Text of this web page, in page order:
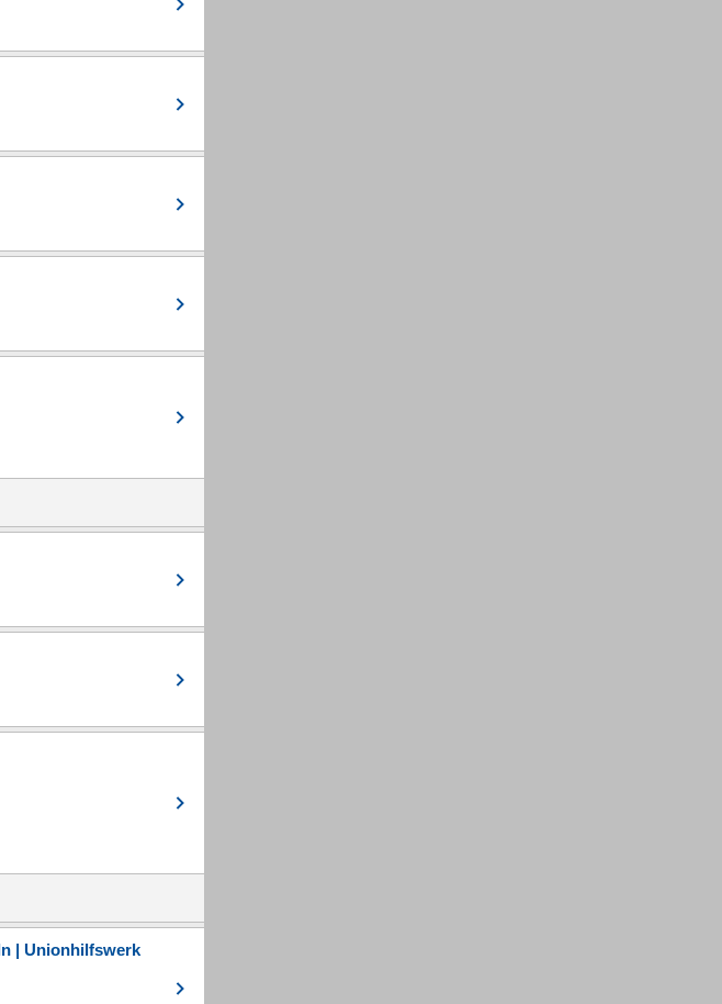
| Unionhilfswerk